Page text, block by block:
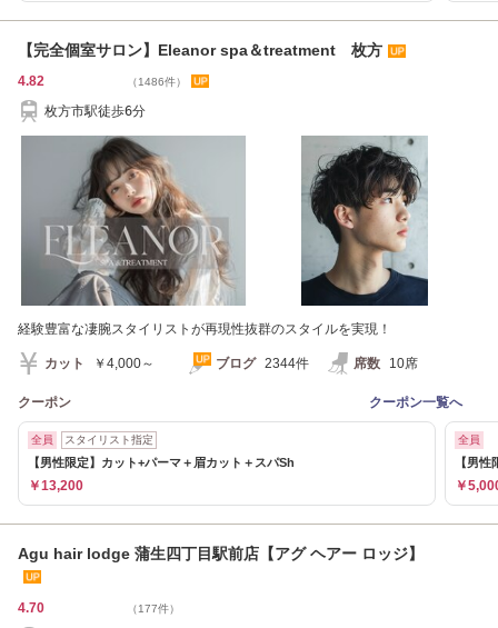
【完全個室サロン】Eleanor spa＆treatment 枚方
4.82 （1486件）
枚方市駅徒歩6分
経験豊富な凄腕スタイリストが再現性抜群のスタイルを実現！
カット ￥4,000～ ブログ 2344件 席数 10席
クーポン クーポン一覧へ
全員 スタイリスト指定
【男性限定】カット+パーマ＋眉カット＋スパSh
￥13,200
全員
【男
￥
Agu hair lodge 蒲生四丁目駅前店【アグ ヘアー ロッジ】
4.70 （177件）